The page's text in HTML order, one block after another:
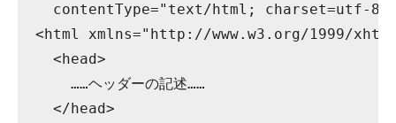
contentType="text/html; charset=utf-8"
<html xmlns="http://www.w3.org/1999/
<head>
……ヘッダーの記述……
</head>